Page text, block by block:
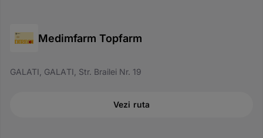
Medimfarm Topfarm
GALATI, GALATI, Str. Brailei Nr. 19
Vezi ruta